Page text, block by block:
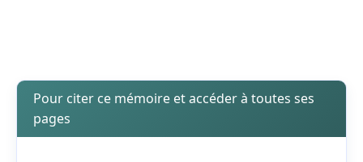
Pour citer ce mémoire et accéder à toutes ses
pages